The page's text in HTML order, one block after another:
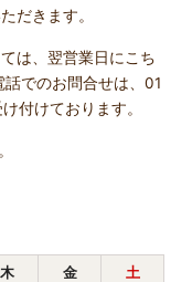
だきます。
は、翌営業日にこち
でのお問合せは、01
付けております。
木 金 土